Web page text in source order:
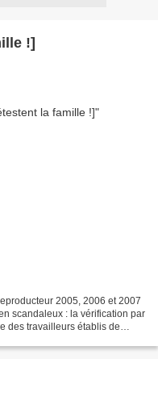
!]
2005, 2006 et 2007
scandaleux : la vérification par
des travailleurs établis de